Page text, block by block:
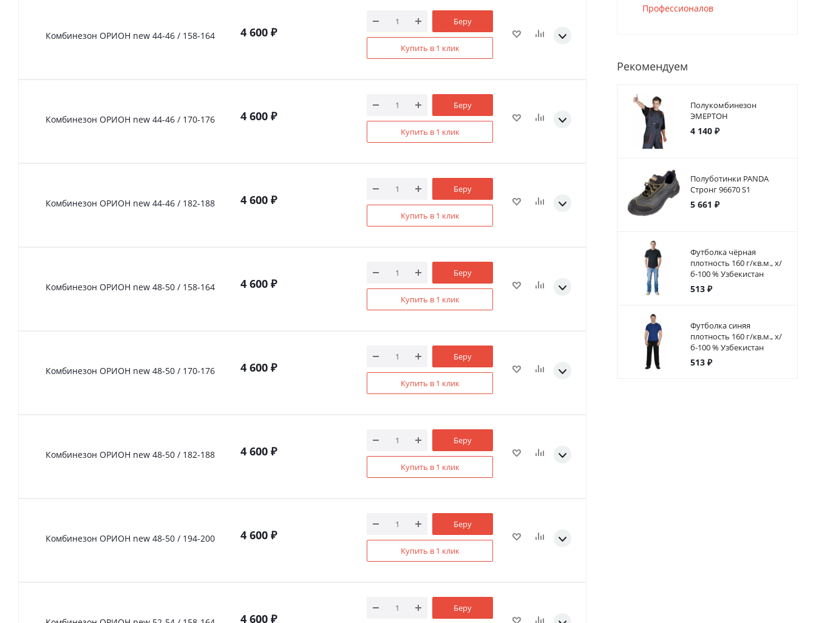
Комбинезон ОРИОН new 44-46 / 158-164 4 600 ₽
Беру
Купить в 1 клик
Комбинезон ОРИОН new 44-46 / 170-176 4 600 ₽
Беру
Купить в 1 клик
Комбинезон ОРИОН new 44-46 / 182-188 4 600 ₽
Беру
Купить в 1 клик
Комбинезон ОРИОН new 48-50 / 158-164 4 600 ₽
Беру
Купить в 1 клик
Комбинезон ОРИОН new 48-50 / 170-176 4 600 ₽
Беру
Купить в 1 клик
Комбинезон ОРИОН new 48-50 / 182-188 4 600 ₽
Беру
Купить в 1 клик
Комбинезон ОРИОН new 48-50 / 194-200 4 600 ₽
Беру
Купить в 1 клик
4 600 ₽
Беру
Профессионалов
Рекомендуем
Полукомбинезон
ЭМЕРТОН
4 140 ₽
Полуботинки PANDA
Стронг 96670 S1
5 661 ₽
Футболка чёрная
плотность 160 г/кв.м., х/
б-100 % Узбекистан
513 ₽
Футболка синяя
плотность 160 г/кв.м., х/
б-100 % Узбекистан
513 ₽